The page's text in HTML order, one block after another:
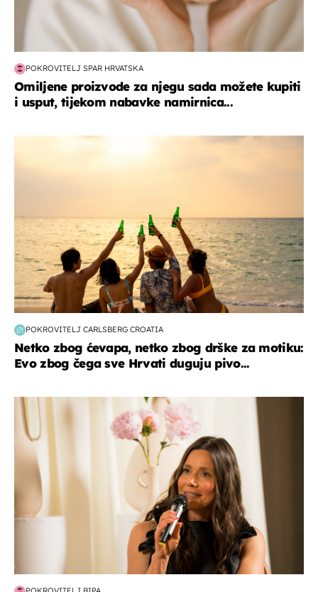
POKROVITELJ SPAR HRVATSKA
Omiljene proizvode za njegu sada možete kupiti
i usput, tijekom nabavke namirnica...
POKROVITELJ CARLSBERG CROATIA
Netko zbog ćevapa, netko zbog drške za motiku:
Evo zbog čega sve Hrvati duguju pivo...
moda & ljepota